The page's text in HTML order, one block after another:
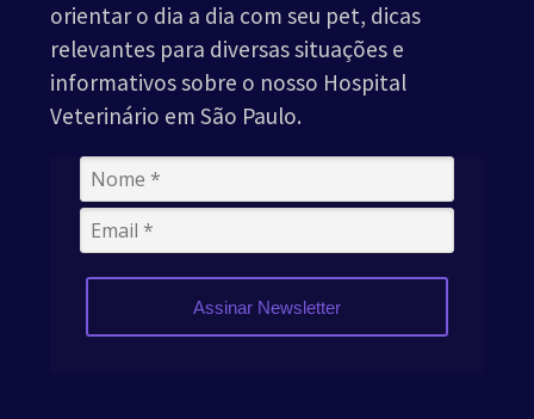
orientar o dia a dia com seu pet, dicas
relevantes para diversas situações e
informativos sobre o nosso Hospital
Veterinário em São Paulo.
Assinar Newsletter